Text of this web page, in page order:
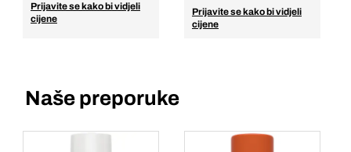
Prijavite se kako bi vidjeli
cijene
Prijavite se kako bi vidjeli
cijene
Naše preporuke